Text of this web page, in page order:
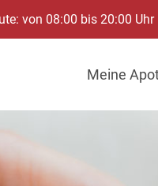
von 08:00 bis 20:00 Uhr
Meine